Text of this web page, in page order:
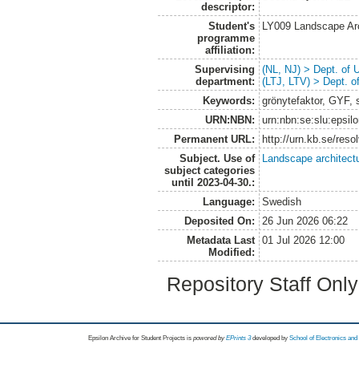
descriptor:
Student's
programme
affiliation:
LY009 Landscape
Supervising
department:
(NL, NJ) > Dept. of
(LTJ, LTV) > Dept.
Keywords:
grönytefaktor, GYF,
URN:NBN:
Permanent URL:
http://urn.kb.se/
Subject. Use of
subject categories
until 2023-04-30.:
Landscape
Language:
Swedish
Deposited On:
26 Jun 2026 06:22
Metadata Last
Modified:
01 Jul 2026 12:00
Repository Staff
Epsilon Archive for Student Projects is powored byEPrints 3 developed by School of Electronics